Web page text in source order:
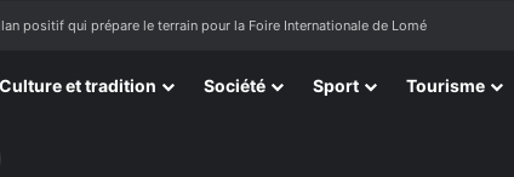
positif qui prépare le terrain pour la Foire Internationale de Lomé
Culture et tradition Société Sport Tourisme